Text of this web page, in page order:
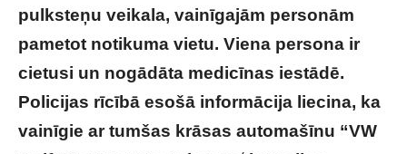
pulksteņu veikala, vainīgajām personām
pametot notikuma vietu. Viena persona ir
cietusi un nogādāta medicīnas iestādē.
Policijas rīcībā esošā informācija liecina, ka
vainīgie ar tumšas krāsas automašīnu “VW